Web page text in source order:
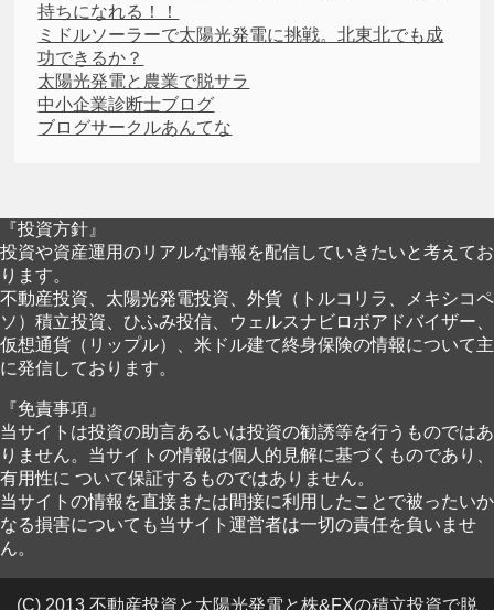
持ちになれる！！
ミドルソーラーで太陽光発電に挑戦。北東北でも成
功できるか？
太陽光発電と農業で脱サラ
中小企業診断士ブログ
ブログサークルあんてな
『投資方針』
投資や資産運用のリアルな情報を配信していきたいと考えてお
ります。
不動産投資、太陽光発電投資、外貨（トルコリラ、メキシコペ
ソ）積立投資、ひふみ投信、ウェルスナビロボアドバイザー、
仮想通貨（リップル）、米ドル建て終身保険の情報について主
に発信しております。
『免責事項』
当サイトは投資の助言あるいは投資の勧誘等を行うものではあ
りません。当サイトの情報は個人的見解に基づくものであり、
有用性に ついて保証するものではありません。
当サイトの情報を直接または間接に利用したことで被ったいか
なる損害についても当サイト運営者は一切の責任を負いませ
ん。
(C) 2013 不動産投資と太陽光発電と株&FXの積立投資で脱